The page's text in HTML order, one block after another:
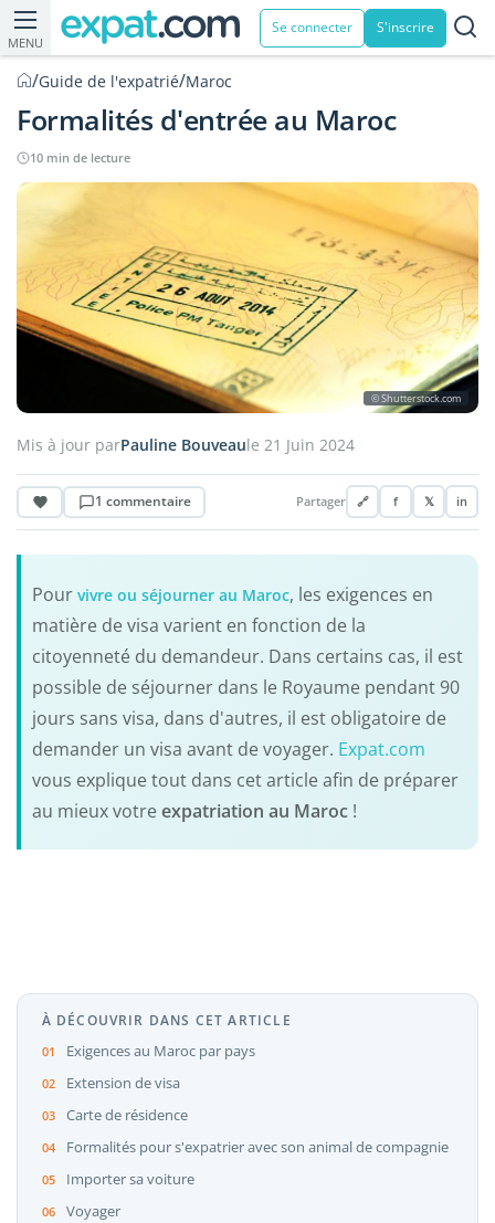
MENU
Se connecter S'inscrire
/Guide de l'expatrié/Maroc
Formalités d'entrée au Maroc
10 min de lecture
© Shutterstock.com
Mis à jour parPauline Bouveaule 21 Juin 2024
1 commentaire Partager 🔗 f 𝕏 in
Pour vivre ou séjourner au Maroc, les exigences en
matière de visa varient en fonction de la
citoyenneté du demandeur. Dans certains cas, il est
possible de séjourner dans le Royaume pendant 90
jours sans visa, dans d'autres, il est obligatoire de
demander un visa avant de voyager. Expat.com
vous explique tout dans cet article afin de préparer
au mieux votre expatriation au Maroc!
À DÉCOUVRIR DANS CET ARTICLE
Exigences au Maroc par pays
Extension de visa
Carte de résidence
Formalités pour s'expatrier avec son animal de compagnie
Importer sa voiture
Voyager